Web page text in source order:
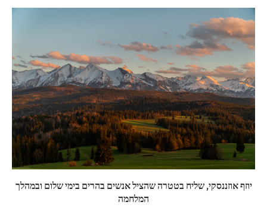
יוזף אוזננסקי, שליח בטטרה שהציל אנשים בהרים בימי שלום ובמהלך
המלחמה